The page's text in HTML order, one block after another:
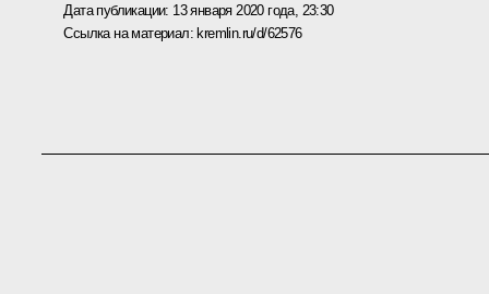
Дата публикации: 13 января 2020 года, 23:30
Ссылка на материал: kremlin.ru/d/62576